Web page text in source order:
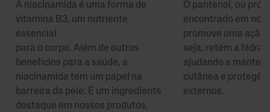
A niacinamida é uma forma de
vitamina B3, um nutriente
essencial
para o corpo. Além de outros
benefícios para a saúde, a
niacinamida tem um papel na
barreira da pele. É um ingrediente
destaque em nossos produtos,
O pantenol, ou pró-
encontrado em
promove uma ação
seja, retém a
ajudando a manter
cutânea e protegê-
externos.